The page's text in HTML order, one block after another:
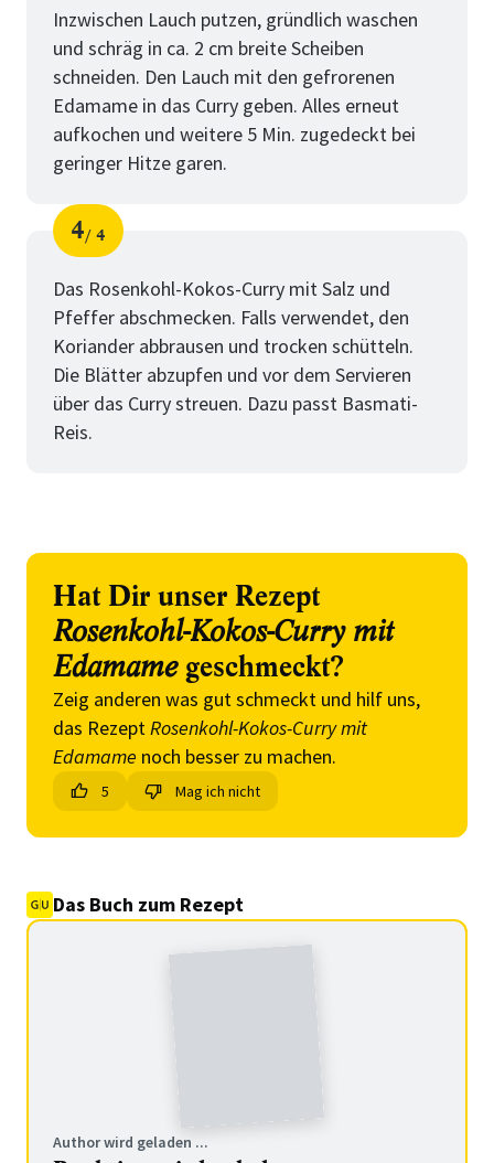
Inzwischen Lauch putzen, gründlich waschen
und schräg in ca. 2 cm breite Scheiben
schneiden. Den Lauch mit den gefrorenen
Edamame in das Curry geben. Alles erneut
aufkochen und weitere 5 Min. zugedeckt bei
geringer Hitze garen.
Schritt
4
von
4
Das Rosenkohl-Kokos-Curry mit Salz und
Pfeffer abschmecken. Falls verwendet, den
Koriander abbrausen und trocken schütteln.
Die Blätter abzupfen und vor dem Servieren
über das Curry streuen. Dazu passt Basmati-
Reis.
Hat Dir unser Rezept
Rosenkohl-Kokos-Curry mit
Edamamegeschmeckt?
Zeig anderen was gut schmeckt und hilf uns,
das RezeptRosenkohl-Kokos-Curry mit
Edamame noch besser zu machen.
5 Mag ich nicht
Das Buch zum Rezept
Author wird geladen ...